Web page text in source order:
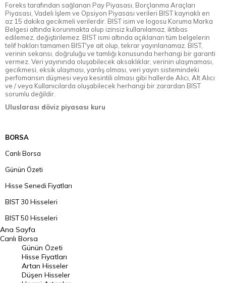
Foreks tarafından sağlanan Pay Piyasası, Borçlanma Araçları
Piyasası, Vadeli İşlem ve Opsiyon Piyasası verileri BIST kaynaklı en
az 15 dakika gecikmeli verilerdir. BIST isim ve logosu Koruma Marka
Belgesi altında korunmakta olup izinsiz kullanılamaz, iktibas
edilemez, değiştirilemez. BIST ismi altında açıklanan tüm belgelerin
telif hakları tamamen BIST'ye ait olup, tekrar yayınlanamaz. BIST,
verinin sekansı, doğruluğu ve tamlığı konusunda herhangi bir garanti
vermez. Veri yayınında oluşabilecek aksaklıklar, verinin ulaşmaması,
gecikmesi, eksik ulaşması, yanlış olması, veri yayın sistemindeki
perfomansın düşmesi veya kesintili olması gibi hallerde Alıcı, Alt Alıcı
ve / veya Kullanıcılarda oluşabilecek herhangi bir zarardan BIST
sorumlu değildir.
Uluslarası döviz piyasası kuru
BORSA
Canlı Borsa
Günün Özeti
Hisse Senedi Fiyatları
BIST 30 Hisseleri
BIST 50 Hisseleri
BIST 100 Hisseleri
En Çok Artan Hisseler
En Çok Düşen Hisseler
Ana Sayfa
Canlı Borsa
Günün Özeti
Hisse Fiyatları
Artan Hisseler
Düşen Hisseler